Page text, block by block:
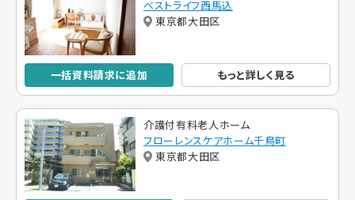
ベストライフ西馬込
東京都大田区
一括資料請求に追加 もっと詳しく見る
介護付有料老人ホーム
フローレンスケアホーム千鳥町
東京都大田区